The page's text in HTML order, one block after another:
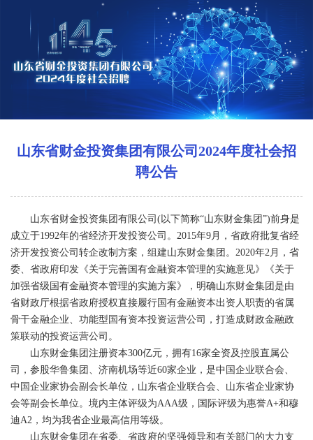
山东省财金投资集团有限公司2024年度社会招
聘公告
山东省财金投资集团有限公司(以下简称“山东财金集团”)前身是
成立于1992年的省经济开发投资公司。2015年9月，省政府批复省经
济开发投资公司转企改制方案，组建山东财金集团。2020年2月，省
委、省政府印发《关于完善国有金融资本管理的实施意见》《关于
加强省级国有金融资本管理的实施方案》，明确山东财金集团是由
省财政厅根据省政府授权直接履行国有金融资本出资人职责的省属
骨干金融企业、功能型国有资本投资运营公司，打造成财政金融政
策联动的投资运营公司。
山东财金集团注册资本300亿元，拥有16家全资及控股直属公
司，参股华鲁集团、济南机场等近60家企业，是中国企业联合会、
中国企业家协会副会长单位，山东省企业联合会、山东省企业家协
会等副会长单位。境内主体评级为AAA级，国际评级为惠誉A+和穆
迪A2，均为我省企业最高信用等级。
山东财金集团在省委、省政府的坚强领导和有关部门的大力支